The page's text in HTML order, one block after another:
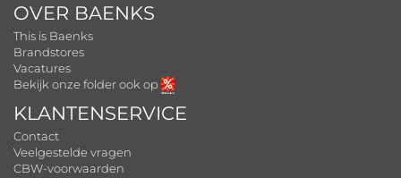
OVER BAENKS
This is Baenks
Brandstores
Vacatures
Bekijk onze folder ook op
KLANTENSERVICE
Contact
Veelgestelde vragen
CBW-voorwaarden